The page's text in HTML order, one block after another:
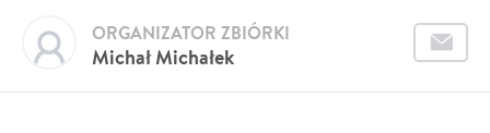
Michał Michałek
ORGANIZATOR ZBIÓRKI